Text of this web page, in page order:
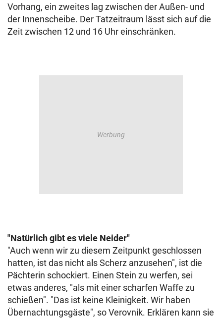
Vorhang, ein zweites lag zwischen der Außen- und
der Innenscheibe. Der Tatzeitraum lässt sich auf die
Zeit zwischen 12 und 16 Uhr einschränken.
"Natürlich gibt es viele Neider"
"Auch wenn wir zu diesem Zeitpunkt geschlossen
hatten, ist das nicht als Scherz anzusehen", ist die
Pächterin schockiert. Einen Stein zu werfen, sei
etwas anderes, "als mit einer scharfen Waffe zu
schießen". "Das ist keine Kleinigkeit. Wir haben
Übernachtungsgäste", so Verovnik. Erklären kann sie